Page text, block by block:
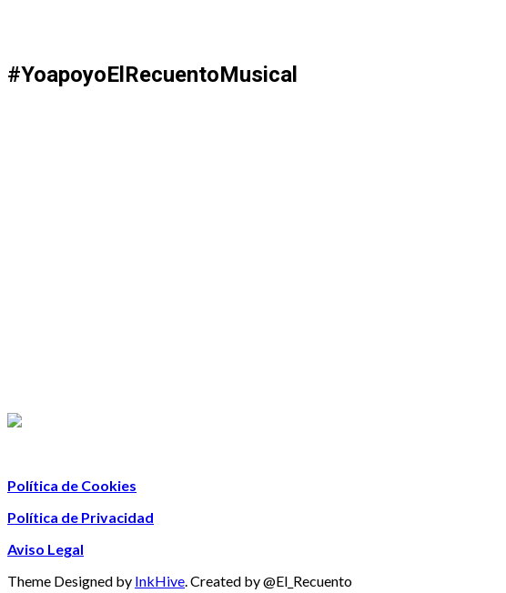
#YoapoyoElRecuentoMusical
Política de Cookies
Política de Privacidad
Aviso Legal
Theme Designed by InkHive Created by @El_Recuento